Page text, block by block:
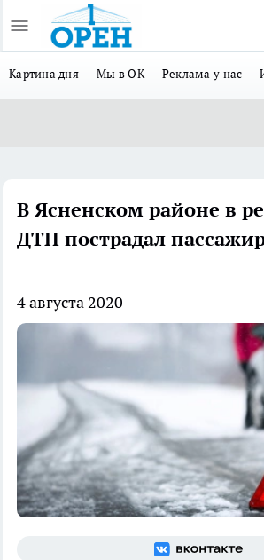
Картина дня Мы в ОК Реклама у нас
В Ясненском районе в
ДТП пострадал
4 августа 2020